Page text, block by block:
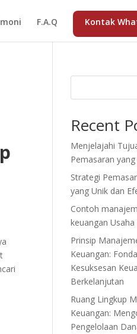
F.A.Q Kontak
Recent
Menjelajahi
Pemasaran
Strategi
yang Unik dan
Contoh
keuangan Usaha
Prinsip
Keuangan:
Kesuksesan
Berkelanjutan
Ruang Lingkup
Keuangan:
Pengelolaan